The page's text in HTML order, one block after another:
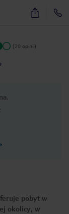
21
(20 opinii)
pobyt w
okolicy, w